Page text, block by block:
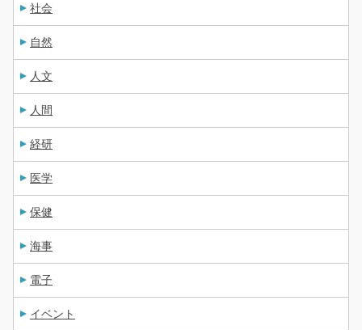
社会
自然
人文
人間
経研
医学
保健
海事
電子
イベント